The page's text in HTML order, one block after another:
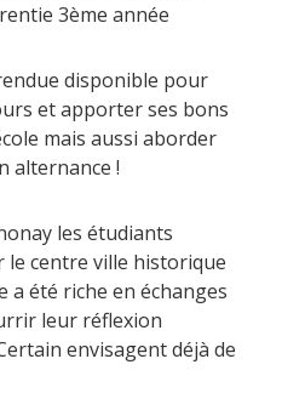
3ème année
disponible pour
et apporter ses bons
mais aussi aborder
alternance !
les étudiants
centre ville historique
a été riche en échanges
leur réflexion
envisagent déjà de